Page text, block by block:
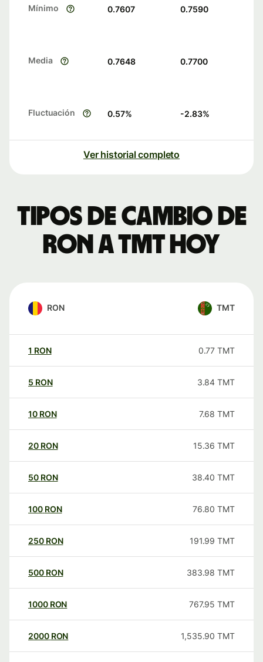
Mínimo 0.7607 0.7590
Media 0.7648 0.7700
Fluctuación 0.57% -2.83%
Ver historial completo
Tipos de cambio de
RON a TMT hoy
RON TMT
1 RON 0.77 TMT
5 RON 3.84 TMT
10 RON 7.68 TMT
20 RON 15.36 TMT
50 RON 38.40 TMT
100 RON 76.80 TMT
250 RON 191.99 TMT
500 RON 383.98 TMT
1000 RON 767.95 TMT
2000 RON 1,535.90 TMT